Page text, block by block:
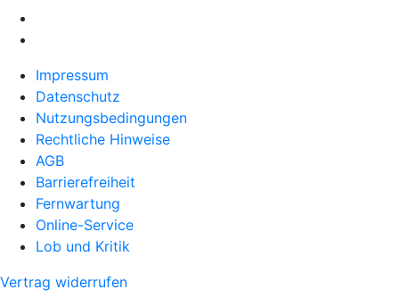
Impressum
Datenschutz
Nutzungsbedingungen
Rechtliche Hinweise
AGB
Barrierefreiheit
Fernwartung
Online-Service
Lob und Kritik
Vertrag widerrufen